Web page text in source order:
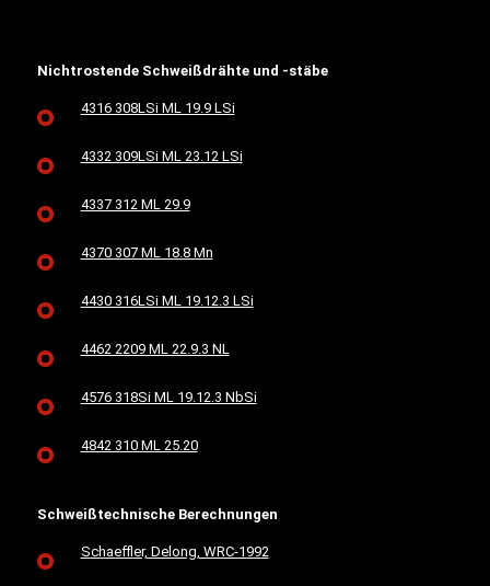
Nichtrostende Schweißdrähte und -stäbe
4316 308LSi ML 19.9 LSi
4332 309LSi ML 23.12 LSi
4337 312 ML 29.9
4370 307 ML 18.8 Mn
4430 316LSi ML 19.12.3 LSi
4462 2209 ML 22.9.3 NL
4576 318Si ML 19.12.3 NbSi
4842 310 ML 25.20
Schweißtechnische Berechnungen
Schaeffler, Delong, WRC-1992